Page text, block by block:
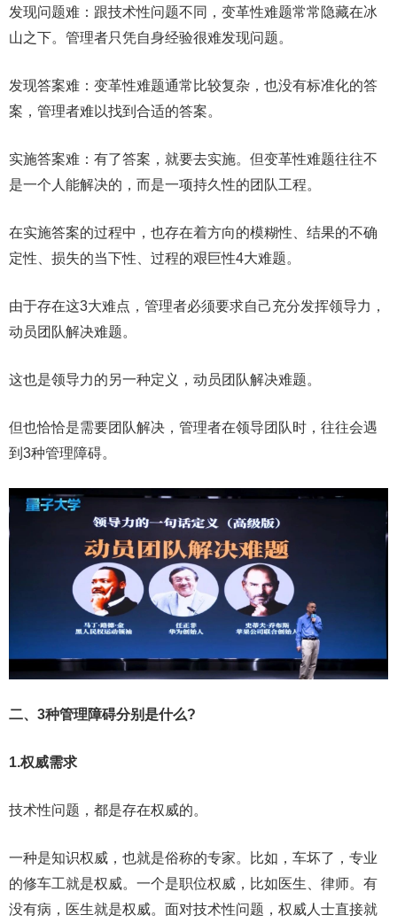
发现问题难：跟技术性问题不同，变革性难题常常隐藏在冰
山之下。管理者只凭自身经验很难发现问题。
发现答案难：变革性难题通常比较复杂，也没有标准化的答
案，管理者难以找到合适的答案。
实施答案难：有了答案，就要去实施。但变革性难题往往不
是一个人能解决的，而是一项持久性的团队工程。
在实施答案的过程中，也存在着方向的模糊性、结果的不确
定性、损失的当下性、过程的艰巨性4大难题。
由于存在这3大难点，管理者必须要求自己充分发挥领导力，
动员团队解决难题。
这也是领导力的另一种定义，动员团队解决难题。
但也恰恰是需要团队解决，管理者在领导团队时，往往会遇
到3种管理障碍。
二、3种管理障碍分别是什么?
1.权威需求
技术性问题，都是存在权威的。
一种是知识权威，也就是俗称的专家。比如，车坏了，专业
的修车工就是权威。一个是职位权威，比如医生、律师。有
没有病，医生就是权威。面对技术性问题，权威人士直接就